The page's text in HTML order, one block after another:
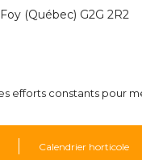
(Québec) G2G 2R2
efforts constants pour
Calendrier horticole